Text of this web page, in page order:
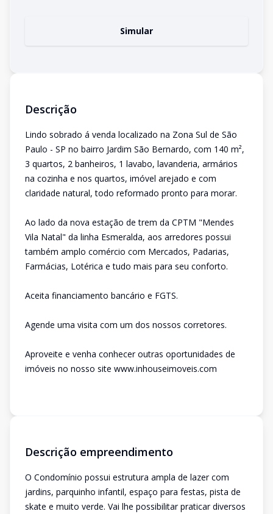
Simular
Descrição
Lindo sobrado á venda localizado na Zona Sul de São
Paulo - SP no bairro Jardim São Bernardo, com 140 m²,
3 quartos, 2 banheiros, 1 lavabo, lavanderia, armários
na cozinha e nos quartos, imóvel arejado e com
claridade natural, todo reformado pronto para morar.
Ao lado da nova estação de trem da CPTM "Mendes
Vila Natal" da linha Esmeralda, aos arredores possui
também amplo comércio com Mercados, Padarias,
Farmácias, Lotérica e tudo mais para seu conforto.
Aceita financiamento bancário e FGTS.
Agende uma visita com um dos nossos corretores.
Aproveite e venha conhecer outras oportunidades de
imóveis no nosso site www.inhouseimoveis.com
Descrição empreendimento
O Condomínio possui estrutura ampla de lazer com
jardins, parquinho infantil, espaço para festas, pista de
skate e muito verde. Vai lhe possibilitar praticar diversos